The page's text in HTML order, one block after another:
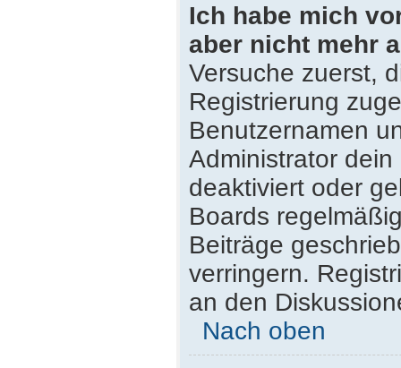
Ich habe mich
aber nicht mehr
Versuche zuerst,
Registrierung
Benutzernamen
Administrator
deaktiviert oder
Boards
Beiträge
verringern.
an den
Nach oben